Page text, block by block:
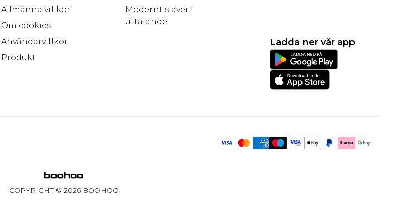
Allmänna villkor
Om cookies
Användarvillkor
Produkt
Modernt slaveri
uttalande
Ladda ner vår app
COPYRIGHT © 2026 BOOHOO